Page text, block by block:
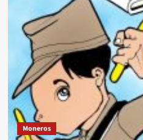
Moneros